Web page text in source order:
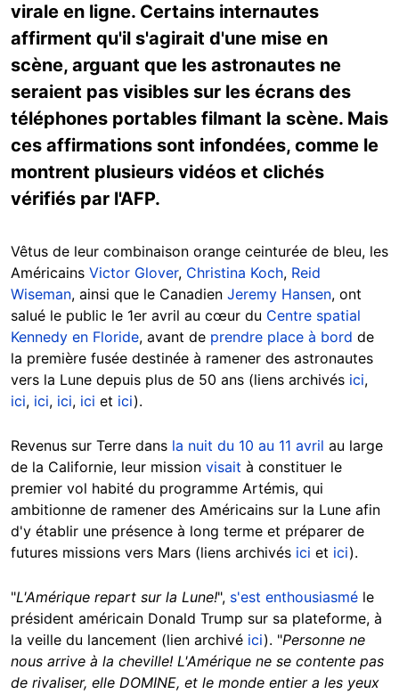
virale en ligne. Certains internautes
affirment qu'il s'agirait d'une mise en
scène, arguant que les astronautes ne
seraient pas visibles sur les écrans des
téléphones portables filmant la scène. Mais
ces affirmations sont infondées, comme le
montrent plusieurs vidéos et clichés
vérifiés par l'AFP.
Vêtus de leur combinaison orange ceinturée de bleu, les
Américains Victor Glover, Christina Koch, Reid
Wiseman, ainsi que le Canadien Jeremy Hansen, ont
salué le public le 1er avril au cœur du Centre spatial
Kennedy en Floride, avant de prendre place à bord de
la première fusée destinée à ramener des astronautes
vers la Lune depuis plus de 50 ans (liens archivés ici,
ici, ici, ici, ici et ici).
Revenus sur Terre dans la nuit du 10 au 11 avril au large
de la Californie, leur mission visait à constituer le
premier vol habité du programme Artémis, qui
ambitionne de ramener des Américains sur la Lune afin
d'y établir une présence à long terme et préparer de
futures missions vers Mars (liens archivés ici et ici).
"L'Amérique repart sur la Lune!", s'est enthousiasmé le
président américain Donald Trump sur sa plateforme, à
la veille du lancement (lien archivé ici). "Personne ne
nous arrive à la cheville! L'Amérique ne se contente pas
de rivaliser, elle DOMINE, et le monde entier a les yeux